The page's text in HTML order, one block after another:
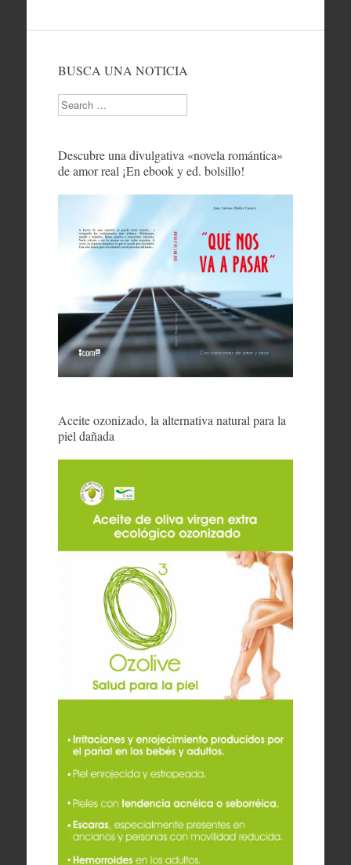
BUSCA UNA NOTICIA
Search
Descubre una divulgativa «novela romántica»
de amor real ¡En ebook y ed. bolsillo!
Aceite ozonizado, la alternativa natural para la
piel dañada